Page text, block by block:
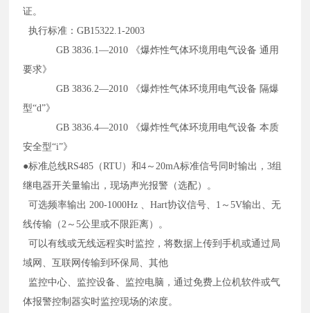
证。
执行标准：GB15322.1-2003
GB 3836.1—2010 《爆炸性气体环境用电气设备 通用
要求》
GB 3836.2—2010 《爆炸性气体环境用电气设备 隔爆
型“d”》
GB 3836.4—2010 《爆炸性气体环境用电气设备 本质
安全型“i”》
●标准总线RS485（RTU）和4～20mA标准信号同时输出，3组
继电器开关量输出，现场声光报警（选配）。
可选频率输出 200-1000Hz 、Hart协议信号、1～5V输出、无
线传输（2～5公里或不限距离）。
可以有线或无线远程实时监控，将数据上传到手机或通过局
域网、互联网传输到环保局、其他
监控中心、监控设备、监控电脑，通过免费上位机软件或气
体报警控制器实时监控现场的浓度。